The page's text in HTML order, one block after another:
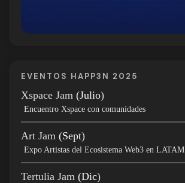
EVENTOS HAPP3N 2025
Xspace Jam (Julio)
Encuentro Xspace con comunidades
Art Jam (Sept)
Expo Artistas del Ecosistema Web3 en LATAM
Tertulia Jam (Dic)